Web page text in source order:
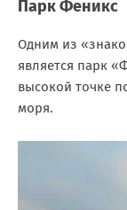
Парк Феникс
Одним из
является парк
высокой точке
моря.